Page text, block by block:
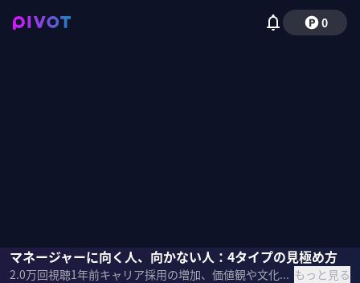
0
マネージャーに向く人、向かない人：4タイプの見極め方
2.0万回視聴1年前 キャリア採用の増加、価値観や文化の多様化などで、ますます難易度が増すマネジメントの仕事。そこで大切になるのが、マネジメントの技術だ。マネージャーの道標となる「マネジメントの100の型」を、EVeMの長村禎庸社長に聞いた。 もっと見る
長村禎庸佐々木紀彦